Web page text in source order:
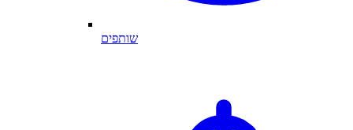
שותפים